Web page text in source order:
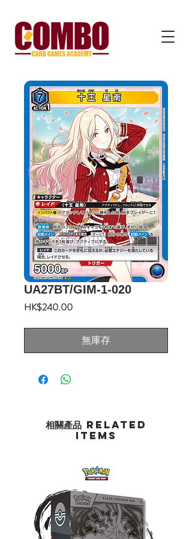
UA27BT/GIM-1-020
HK$240.00價
無庫存
相關產品 Related
Items